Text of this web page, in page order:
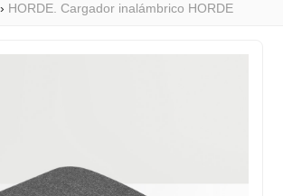
› HORDE. Cargador inalámbrico HORDE